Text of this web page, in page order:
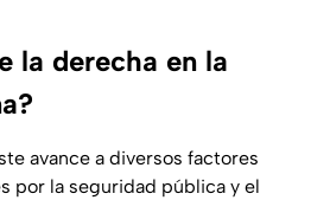
la derecha en la
avance a diversos factores
por la seguridad pública y el